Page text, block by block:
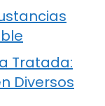
Tratada:
Diversos